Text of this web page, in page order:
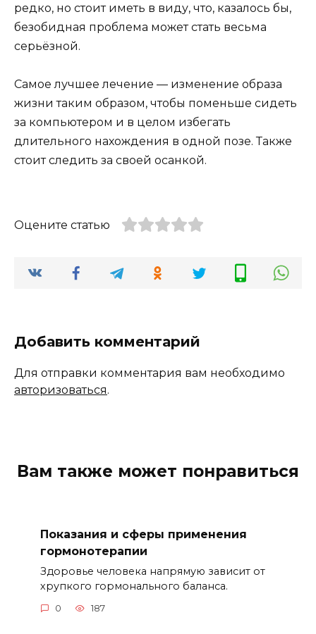
редко, но стоит иметь в виду, что, казалось бы,
безобидная проблема может стать весьма
серьёзной.
Самое лучшее лечение — изменение образа
жизни таким образом, чтобы поменьше сидеть
за компьютером и в целом избегать
длительного нахождения в одной позе. Также
стоит следить за своей осанкой.
Оцените статью
Добавить комментарий
Для отправки комментария вам необходимо
авторизоваться.
Вам также может понравиться
Показания и сферы применения
гормонотерапии
Здоровье человека напрямую зависит от
хрупкого гормонального баланса.
0 187